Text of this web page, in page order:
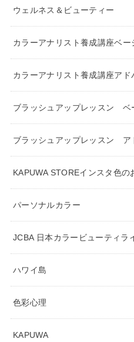
ウェルネス＆ビューティー
カラーアナリスト養成講座ベー
カラーアナリスト養成講座アド
ブラッシュアップレッスン ベ
ブラッシュアップレッスン ア
KAPUWA STOREインスタ色の
パーソナルカラー
JCBA 日本カラービューティラ
ハワイ島
色彩心理
KAPUWA